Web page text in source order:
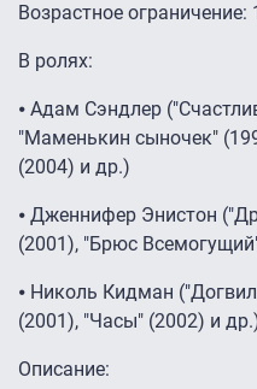
Возрастное ограничение:
В ролях:
⦁ Адам Сэндлер
"Маменькин сыночек"
(2004) и др.)
⦁ Дженнифер Энистон
(2001), "Брюс
⦁ Николь Кидман
(2001), "Часы" (2002) и
Описание: